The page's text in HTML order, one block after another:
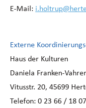
E-Mail:
Externe
Haus der Kulturen
Daniela Franken-
Vitusstr. 20, 45699
Telefon: 0 23 66 / 18